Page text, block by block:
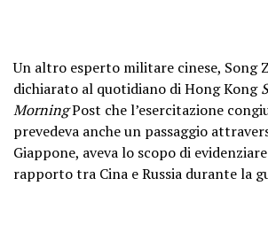
Un altro esperto militare cinese, Song
dichiarato al quotidiano di Hong Kong
MorningPost che l’esercitazione
prevedeva anche un passaggio
Giappone, aveva lo scopo di
rapporto tra Cina e Russia durante la